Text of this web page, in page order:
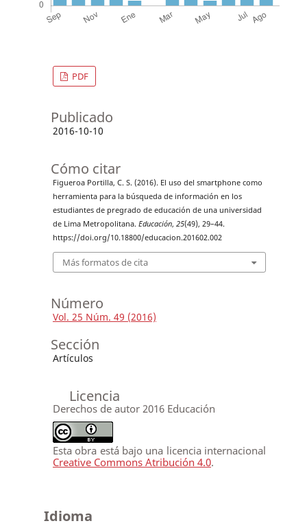
PDF
Publicado
2016-10-10
Cómo citar
Figueroa Portilla, C. S. (2016). El uso del smartphone como
herramienta para la búsqueda de información en los
estudiantes de pregrado de educación de una universidad
de Lima Metropolitana. Educación, 25(49), 29–44.
https://doi.org/10.18800/educacion.201602.002
Más formatos de cita
Número
Vol. 25 Núm. 49 (2016)
Sección
Artículos
Licencia
Derechos de autor 2016 Educación
Esta obra está bajo una licencia internacional
Creative Commons Atribución 4.0.
Idioma